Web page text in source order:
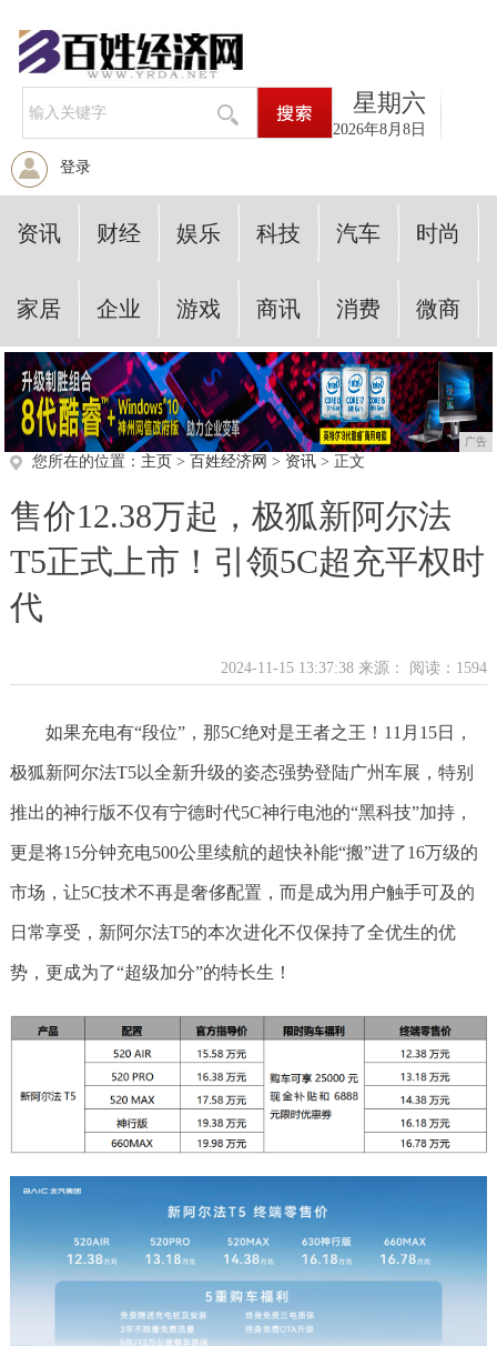
星期六
2026年8月8日
登录
资讯 财经 娱乐 科技 汽车 时尚
家居 企业 游戏 商讯 消费 微商
广告
您所在的位置： 主页 > 百姓经济网 > 资讯> 正文
售价12.38万起，极狐新阿尔法
T5正式上市！引领5C超充平权时
代
2024-11-15 13:37:38 来源： 阅读：1594
如果充电有“段位”，那5C绝对是王者之王！11月15日，
极狐新阿尔法T5以全新升级的姿态强势登陆广州车展，特别
推出的神行版不仅有宁德时代5C神行电池的“黑科技”加持，
更是将15分钟充电500公里续航的超快补能“搬”进了16万级的
市场，让5C技术不再是奢侈配置，而是成为用户触手可及的
日常享受，新阿尔法T5的本次进化不仅保持了全优生的优
势，更成为了“超级加分”的特长生！